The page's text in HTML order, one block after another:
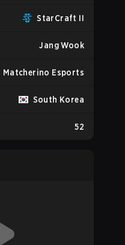
StarCraft II
Jang Wook
Matcherino Esports
South Korea
52